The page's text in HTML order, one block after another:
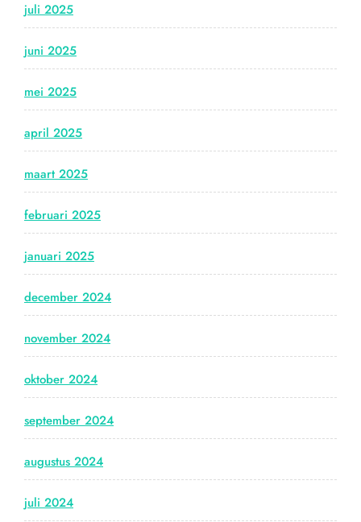
juli 2025
juni 2025
mei 2025
april 2025
maart 2025
februari 2025
januari 2025
december 2024
november 2024
oktober 2024
september 2024
augustus 2024
juli 2024